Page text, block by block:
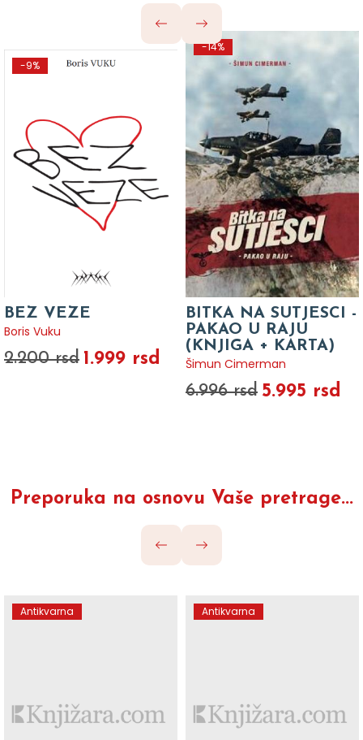
-9%
BEZ VEZE
Boris Vuku
2.200 rsd 1.999 rsd
-14%
BITKA NA SUTJESCI -
PAKAO U RAJU
(KNJIGA + KARTA)
Šimun Cimerman
6.996 rsd 5.995 rsd
Preporuka na osnovu Vaše pretrage...
Antikvarna Antikvarna